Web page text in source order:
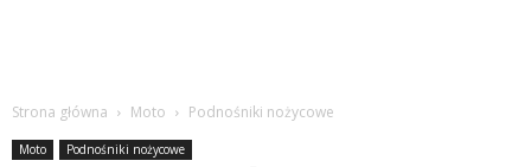
Strona główna Moto Podnośniki nożycowe
Moto Podnośniki nożycowe